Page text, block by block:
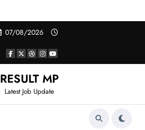
07/08/2026
RESULT MP
Latest Job Update